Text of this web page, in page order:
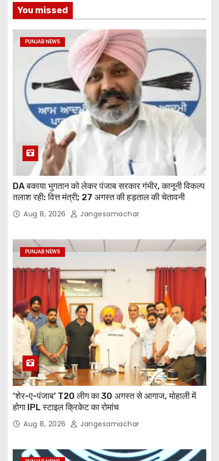
You missed
PUNJAB NEWS
DA बकाया भुगतान को लेकर पंजाब सरकार गंभीर, कानूनी विकल्प
तलाश रही: वित्त मंत्री; 27 अगस्त की हड़ताल की चेतावनी
Aug 8, 2026 Jangesamachar
PUNJAB NEWS
‘शेर-ए-पंजाब’ T20 लीग का 30 अगस्त से आगाज, मोहाली में
होगा IPL स्टाइल क्रिकेट का रोमांच
Aug 8, 2026 Jangesamachar